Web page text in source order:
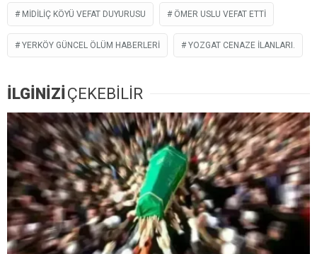
MIDILIÇ KÖYÜ VEFAT DUYURUSU ÖMER USLU VEFAT ETTI
YERKÖY GÜNCEL ÖLÜM HABERLERI YOZGAT CENAZE ILANLARI.
İLGİNİZİ ÇEKEBİLİR